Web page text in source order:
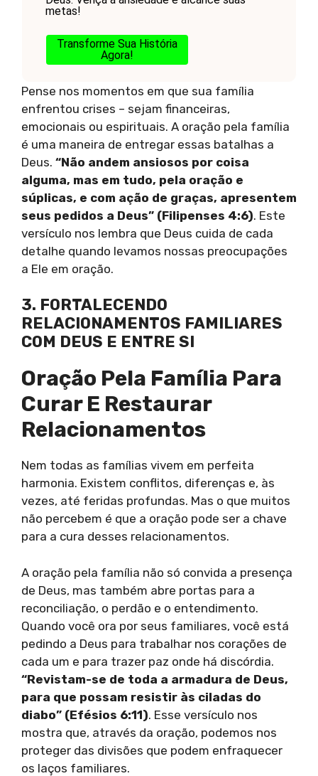
metas!
Transforme Sua História
Agora!
Pense nos momentos em que sua família
enfrentou crises – sejam financeiras,
emocionais ou espirituais. A oração pela família
é uma maneira de entregar essas batalhas a
Deus. “Não andem ansiosos por coisa
alguma, mas em tudo, pela oração e
súplicas, e com ação de graças, apresentem
seus pedidos a Deus” (Filipenses 4:6). Este
versículo nos lembra que Deus cuida de cada
detalhe quando levamos nossas preocupações
a Ele em oração.
3. FORTALECENDO
RELACIONAMENTOS FAMILIARES
COM DEUS E ENTRE SI
Oração Pela Família Para
Curar E Restaurar
Relacionamentos
Nem todas as famílias vivem em perfeita
harmonia. Existem conflitos, diferenças e, às
vezes, até feridas profundas. Mas o que muitos
não percebem é que a oração pode ser a chave
para a cura desses relacionamentos.
A oração pela família não só convida a presença
de Deus, mas também abre portas para a
reconciliação, o perdão e o entendimento.
Quando você ora por seus familiares, você está
pedindo a Deus para trabalhar nos corações de
cada um e para trazer paz onde há discórdia.
“Revistam-se de toda a armadura de Deus,
para que possam resistir às ciladas do
diabo” (Efésios 6:11). Esse versículo nos
mostra que, através da oração, podemos nos
proteger das divisões que podem enfraquecer
os laços familiares.